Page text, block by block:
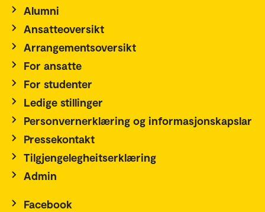
Alumni
Ansatteoversikt
Arrangementsoversikt
For ansatte
For studenter
Ledige stillinger
Personvernerklæring og informasjonskapslar
Pressekontakt
Tilgjengelegheitserklæring
Admin
Facebook